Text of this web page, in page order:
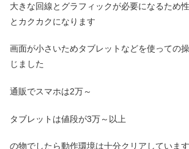
大きな回線とグラフィックが必要になるため
とカクカクになります
画面が小さいためタブレットなどを使っての
じました
通販でスマホは2万～
タブレットは値段が3万～以上
の物でしたら動作環境は十分クリアしています